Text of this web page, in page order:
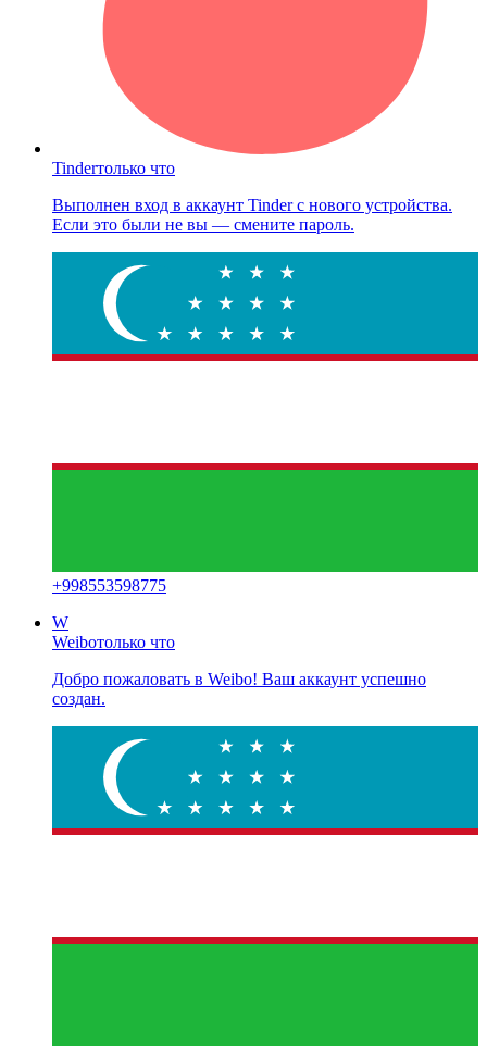
Tinderтолько что
Выполнен вход в аккаунт Tinder с нового устройства.
Если это были не вы — смените пароль.
+998553598775
W
Weiboтолько что
Добро пожаловать в Weibo! Ваш аккаунт успешно
создан.